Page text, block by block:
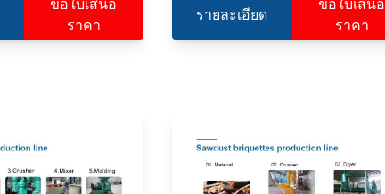
ราคา
รายละเอียด
ราคา